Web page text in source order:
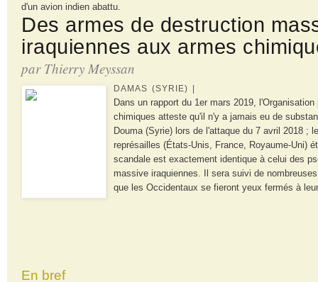
d'un avion indien abattu.
Des armes de destruction
iraquiennes aux armes
par Thierry Meyssan
DAMAS (SYRIE) |
Dans un rapport du 1er mars 2019,
chimiques atteste qu'il n'y a jamais eu de
Douma (Syrie) lors de l'attaque du 7 avril 2018 ;
représailles (États-Unis, France, Royaume-Uni)
scandale est exactement identique à celui des
massive iraquiennes. Il sera suivi de
que les Occidentaux se fieront yeux fermés à
En bref